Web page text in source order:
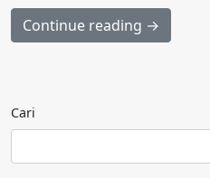
Continue reading →
Cari